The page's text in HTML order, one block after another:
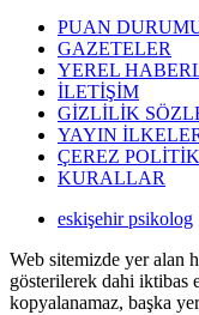
PUAN
GAZETELER
YEREL
İLETİŞİM
GİZLİLİK
YAYIN
ÇEREZ
KURALLAR
eskişehir psikolog
Web sitemizde yer alan
gösterilerek dahi iktibas
kopyalanamaz, başka